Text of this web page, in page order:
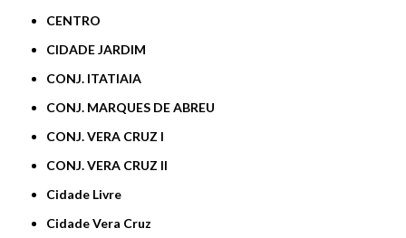
CENTRO
CIDADE JARDIM
CONJ. ITATIAIA
CONJ. MARQUES DE ABREU
CONJ. VERA CRUZ I
CONJ. VERA CRUZ II
Cidade Livre
Cidade Vera Cruz